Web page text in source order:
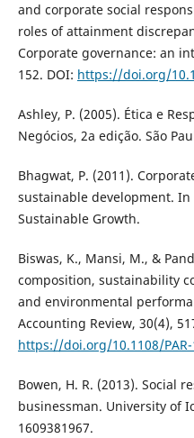
and corporate social
roles of attainment
Corporate governance: an
152. DOI: https://doi.org/
Ashley, P. (2005). Ética e
Negócios, 2a edição. São
Bhagwat, P. (2011).
sustainable development.
Sustainable Growth.
Biswas, K., Mansi, M., &
composition, sustainability
and environmental
Accounting Review, 30(4),
https://doi.org/10.1108/PAR-
Bowen, H. R. (2013). Social
businessman. University of
1609381967.